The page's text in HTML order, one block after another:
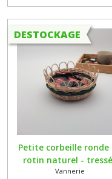
DESTOCKAGE
Petite corbeille ronde
rotin naturel -
manuellement
Vannerie